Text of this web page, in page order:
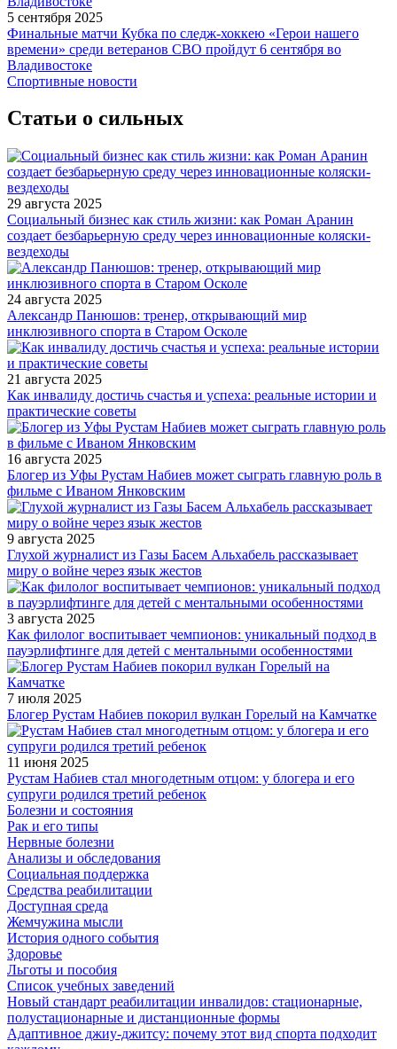
5 сентября 2025
Финальные матчи Кубка по следж-хоккею «Герои нашего
времени» среди ветеранов СВО пройдут 6 сентября во
Владивостоке
Спортивные новости
Статьи о сильных
29 августа 2025
Социальный бизнес как стиль жизни: как Роман Аранин
создает безбарьерную среду через инновационные коляски-
вездеходы
24 августа 2025
Александр Панюшов: тренер, открывающий мир
инклюзивного спорта в Старом Осколе
21 августа 2025
Как инвалиду достичь счастья и успеха: реальные истории и
практические советы
16 августа 2025
Блогер из Уфы Рустам Набиев может сыграть главную роль в
фильме с Иваном Янковским
9 августа 2025
Глухой журналист из Газы Басем Альхабель рассказывает
миру о войне через язык жестов
3 августа 2025
Как филолог воспитывает чемпионов: уникальный подход в
пауэрлифтинге для детей с ментальными особенностями
7 июля 2025
Блогер Рустам Набиев покорил вулкан Горелый на Камчатке
11 июня 2025
Рустам Набиев стал многодетным отцом: у блогера и его
супруги родился третий ребенок
Болезни и состояния
Рак и его типы
Нервные болезни
Анализы и обследования
Социальная поддержка
Средства реабилитации
Доступная среда
Жемчужина мысли
История одного события
Здоровье
Льготы и пособия
Список учебных заведений
Новый стандарт реабилитации инвалидов: стационарные,
полустационарные и дистанционные формы
Адаптивное джиу-джитсу: почему этот вид спорта подходит